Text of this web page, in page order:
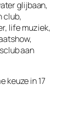
glijbaan,
club,
life muziek,
aan
keuze in 17